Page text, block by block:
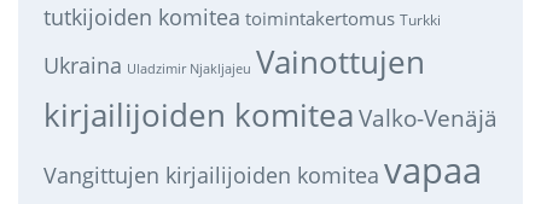
tutkijoiden komitea toimintakertomus Turkki
Ukraina Uladzimir Njakljajeu Vainottujen
kirjailijoiden komitea Valko-Venäjä
Vangittujen kirjailijoiden komitea vapaa